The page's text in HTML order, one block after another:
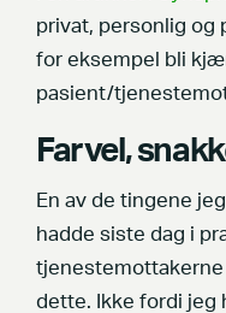
privat, personlig og
for eksempel bli
pasient/
Farvel,
En av de tingene
hadde siste dag i
dette. Ikke fordi jeg